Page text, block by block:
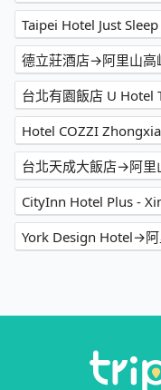
Taipei Hotel Just
德立莊酒店→阿里山高
台北有園飯店 U
Hotel COZZI
台北天成大飯店→阿里
CityInn Hotel Plus -
York Design Hotel→